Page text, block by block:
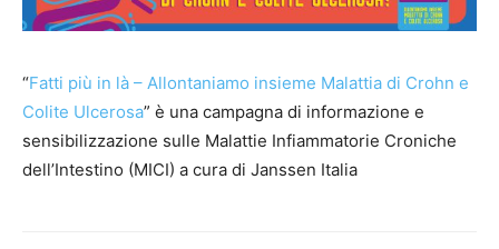
“Fatti più in là – Allontaniamo insieme Malattia di Crohn e
Colite Ulcerosa” è una campagna di informazione e
sensibilizzazione sulle Malattie Infiammatorie Croniche
dell’Intestino (MICI) a cura di Janssen Italia